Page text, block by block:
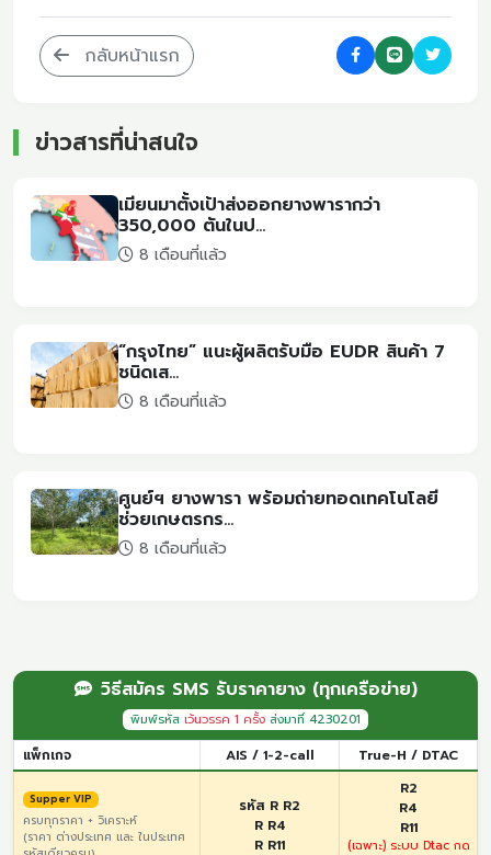
กลับหน้าแรก
ข่าวสารที่น่าสนใจ
เมียนมาตั้งเป้าส่งออกยางพารากว่า
350,000 ตันในป...
8 เดือนที่แล้ว
“กรุงไทย” แนะผู้ผลิตรับมือ EUDR สินค้า 7
ชนิดเส...
8 เดือนที่แล้ว
ศูนย์ฯ ยางพารา พร้อมถ่ายทอดเทคโนโลยี
ช่วยเกษตรกร...
8 เดือนที่แล้ว
วิธีสมัคร SMS รับราคายาง (ทุกเครือข่าย)
พิมพ์รหัส เว้นวรรค 1 ครั้ง ส่งมาที่ 4230201
แพ็กเกจ AIS / 1-2-call True-H / DTAC
Supper VIP
ครบทุกราคา + วิเคราะห์
(ราคา ต่างประเทศ และ ในประเทศ
รหัส R R2
R R4
R R11
R2
R4
R11
(เฉพาะ) ระบบ Dtac กด